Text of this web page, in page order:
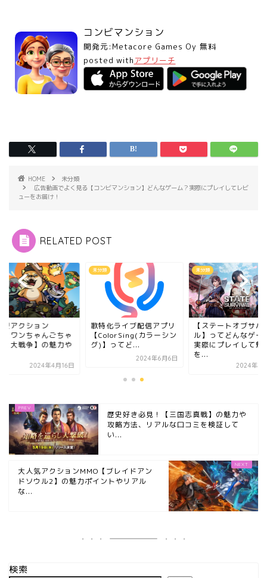
コンビマンション
開発元: Metacore Games Oy 無料
posted with アプリーチ
HOME
未分類
広告動画でよく見る【コンビマンション】どんなゲーム？実際にプレイしてレビ
ューをお届け！
RELATED POST
型アクション
【ワンちゃんごちゃ
ゃ大戦争】の魅力や
2024年4月16日
未分類
歌特化ライブ配信アプリ
【ColorSing(カラーシン
グ)】ってど...
2024年6月6日
未分類
【ステートオブサバ
ル】ってどんなゲー
実際にプレイして魅
を...
2024年4
歴史好き必見！【三国志真戦】の魅力や
攻略方法、リアルな口コミを検証して
い...
大人気アクションMMO【ブレイドアン
ドソウル2】の魅力ポイントやリアル
な...
検索